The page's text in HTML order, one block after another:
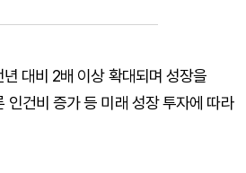
대비 2배 이상 확대되며 성장을
인건비 증가 등 미래 성장 투자에 따라